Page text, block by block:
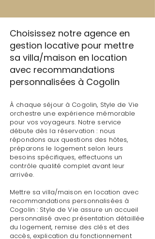
Choisissez notre agence en
gestion locative pour mettre
sa villa/maison en location
avec recommandations
personnalisées à Cogolin
À chaque séjour à Cogolin, Style de Vie
orchestre une expérience mémorable
pour vos voyageurs. Notre service
débute dès la réservation : nous
répondons aux questions des hôtes,
préparons le logement selon leurs
besoins spécifiques, effectuons un
contrôle qualité complet avant leur
arrivée.
Mettre sa villa/maison en location avec
recommandations personnalisées à
Cogolin : Style de Vie assure un accueil
personnalisé avec présentation détaillée
du logement, remise des clés et des
accès, explication du fonctionnement